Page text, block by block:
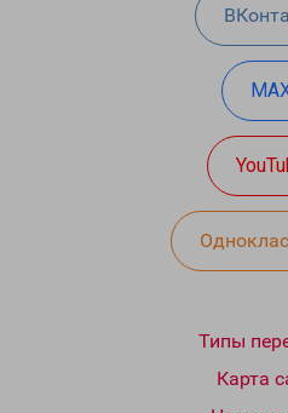
Типы
Карта